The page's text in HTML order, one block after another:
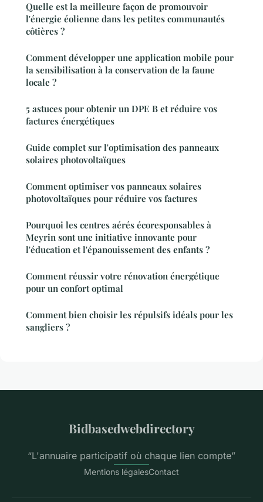
Quelle est la meilleure façon de promouvoir
l'énergie éolienne dans les petites communautés
côtières ?
Comment développer une application mobile pour
la sensibilisation à la conservation de la faune
locale ?
5 astuces pour obtenir un DPE B et réduire vos
factures énergétiques
Guide complet sur l'optimisation des panneaux
solaires photovoltaïques
Comment optimiser vos panneaux solaires
photovoltaïques pour réduire vos factures
Pourquoi les centres aérés écoresponsables à
Meyrin sont une initiative innovante pour
l'éducation et l'épanouissement des enfants ?
Comment réussir votre rénovation énergétique
pour un confort optimal
Comment bien choisir les répulsifs idéals pour les
sangliers ?
Bidbasedwebdirectory
“L'annuaire participatif où chaque lien compte”
Mentions légalesContact